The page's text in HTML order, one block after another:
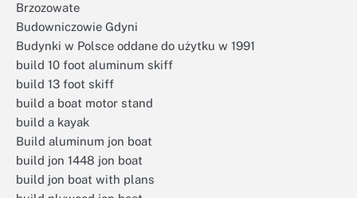
Brzozowate
Budowniczowie Gdyni
Budynki w Polsce oddane do użytku w 1991
build 10 foot aluminum skiff
build 13 foot skiff
build a boat motor stand
build a kayak
Build aluminum jon boat
build jon 1448 jon boat
build jon boat with plans